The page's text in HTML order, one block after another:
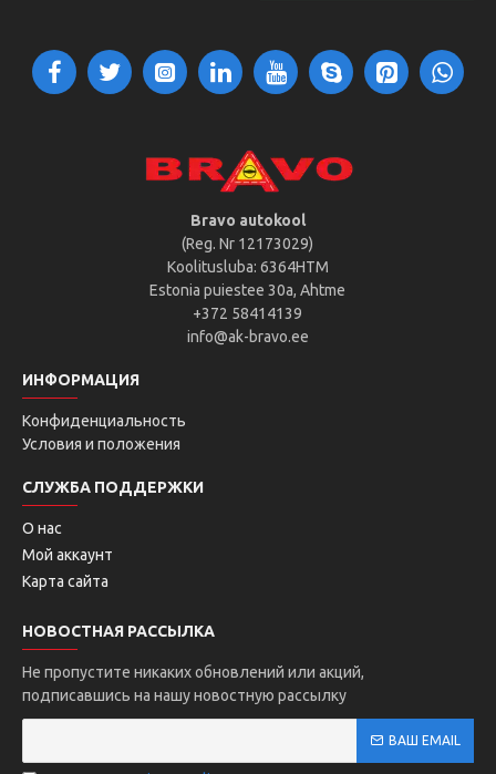
Bravo autokool
(Reg. Nr 12173029)
Koolitusluba: 6364HTM
Estonia puiestee 30a, Ahtme
+372 58414139
info@ak-bravo.ee
ИНФОРМАЦИЯ
Конфиденциальность
Условия и положения
СЛУЖБА ПОДДЕРЖКИ
О нас
Мой аккаунт
Карта сайта
НОВОСТНАЯ РАССЫЛКА
Не пропустите никаких обновлений или акций,
подписавшись на нашу новостную рассылку
ВАШ EMAIL